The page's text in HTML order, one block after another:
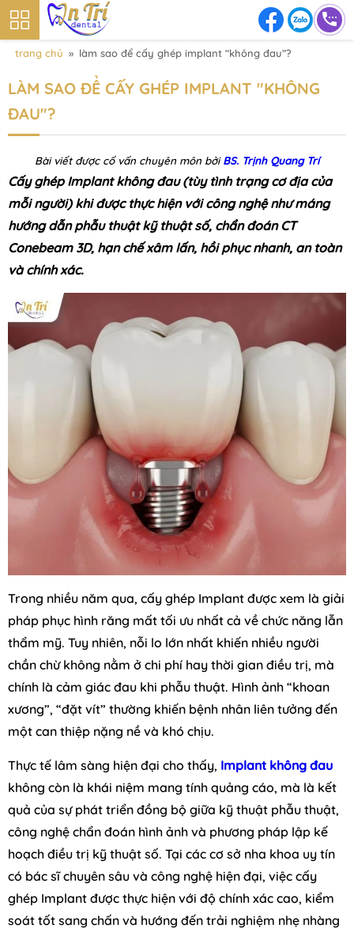
trang chủ » làm sao để cấy ghép implant “không đau”?
LÀM SAO ĐỂ CẤY GHÉP IMPLANT "KHÔNG
ĐAU"?
Bài viết được cố vấn chuyên môn bởiBS. Trịnh Quang Trí
Cấy ghép Implant không đau (tùy tình trạng cơ địa của
mỗi người) khi được thực hiện với công nghệ như máng
hướng dẫn phẫu thuật kỹ thuật số, chẩn đoán CT
Conebeam 3D, hạn chế xâm lấn, hồi phục nhanh, an toàn
và chính xác.
Trong nhiều năm qua, cấy ghép Implant được xem là giải
pháp phục hình răng mất tối ưu nhất cả về chức năng lẫn
thẩm mỹ. Tuy nhiên, nỗi lo lớn nhất khiến nhiều người
chần chừ không nằm ở chi phí hay thời gian điều trị, mà
chính là cảm giác đau khi phẫu thuật. Hình ảnh “khoan
xương”, “đặt vít” thường khiến bệnh nhân liên tưởng đến
một can thiệp nặng nề và khó chịu.
Thực tế lâm sàng hiện đại cho thấy, Implant không đau
không còn là khái niệm mang tính quảng cáo, mà là kết
quả của sự phát triển đồng bộ giữa kỹ thuật phẫu thuật,
công nghệ chẩn đoán hình ảnh và phương pháp lập kế
hoạch điều trị kỹ thuật số. Tại các cơ sở nha khoa uy tín
có bác sĩ chuyên sâu và công nghệ hiện đại, việc cấy
ghép Implant được thực hiện với độ chính xác cao, kiểm
soát tốt sang chấn và hướng đến trải nghiệm nhẹ nhàng